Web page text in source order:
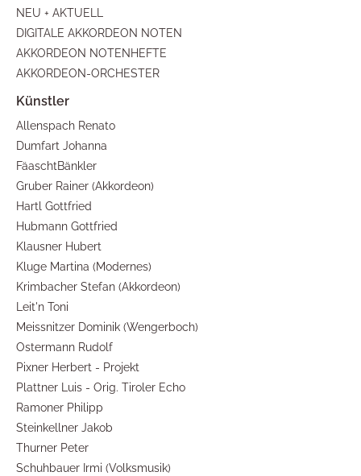
NEU + AKTUELL
DIGITALE AKKORDEON NOTEN
AKKORDEON NOTENHEFTE
AKKORDEON-ORCHESTER
Allenspach Renato
Dumfart Johanna
FäaschtBänkler
Gruber Rainer (Akkordeon)
Hartl Gottfried
Hubmann Gottfried
Klausner Hubert
Kluge Martina (Modernes)
Krimbacher Stefan (Akkordeon)
Leit'n Toni
Meissnitzer Dominik (Wengerboch)
Ostermann Rudolf
Pixner Herbert - Projekt
Plattner Luis - Orig. Tiroler Echo
Ramoner Philipp
Steinkellner Jakob
Thurner Peter
Schuhbauer Irmi (Volksmusik)